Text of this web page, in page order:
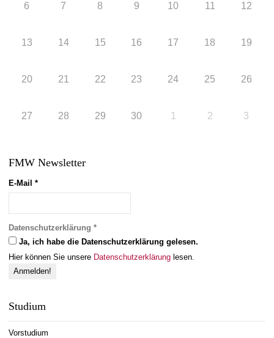
6 7 8 9 10 11 12
13 14 15 16 17 18 19
20 21 22 23 24 25 26
27 28 29 30 1 2 3
FMW Newsletter
E-Mail *
Datenschutzerklärung *
Ja, ich habe die Datenschutzerklärung gelesen.
Hier können Sie unsere Datenschutzerklärung lesen.
Studium
Vorstudium